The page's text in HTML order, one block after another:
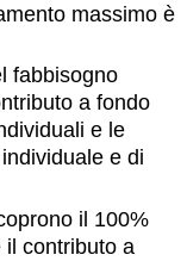
massimo è
fabbisogno
a fondo
e le
e di
il 100%
il contributo a